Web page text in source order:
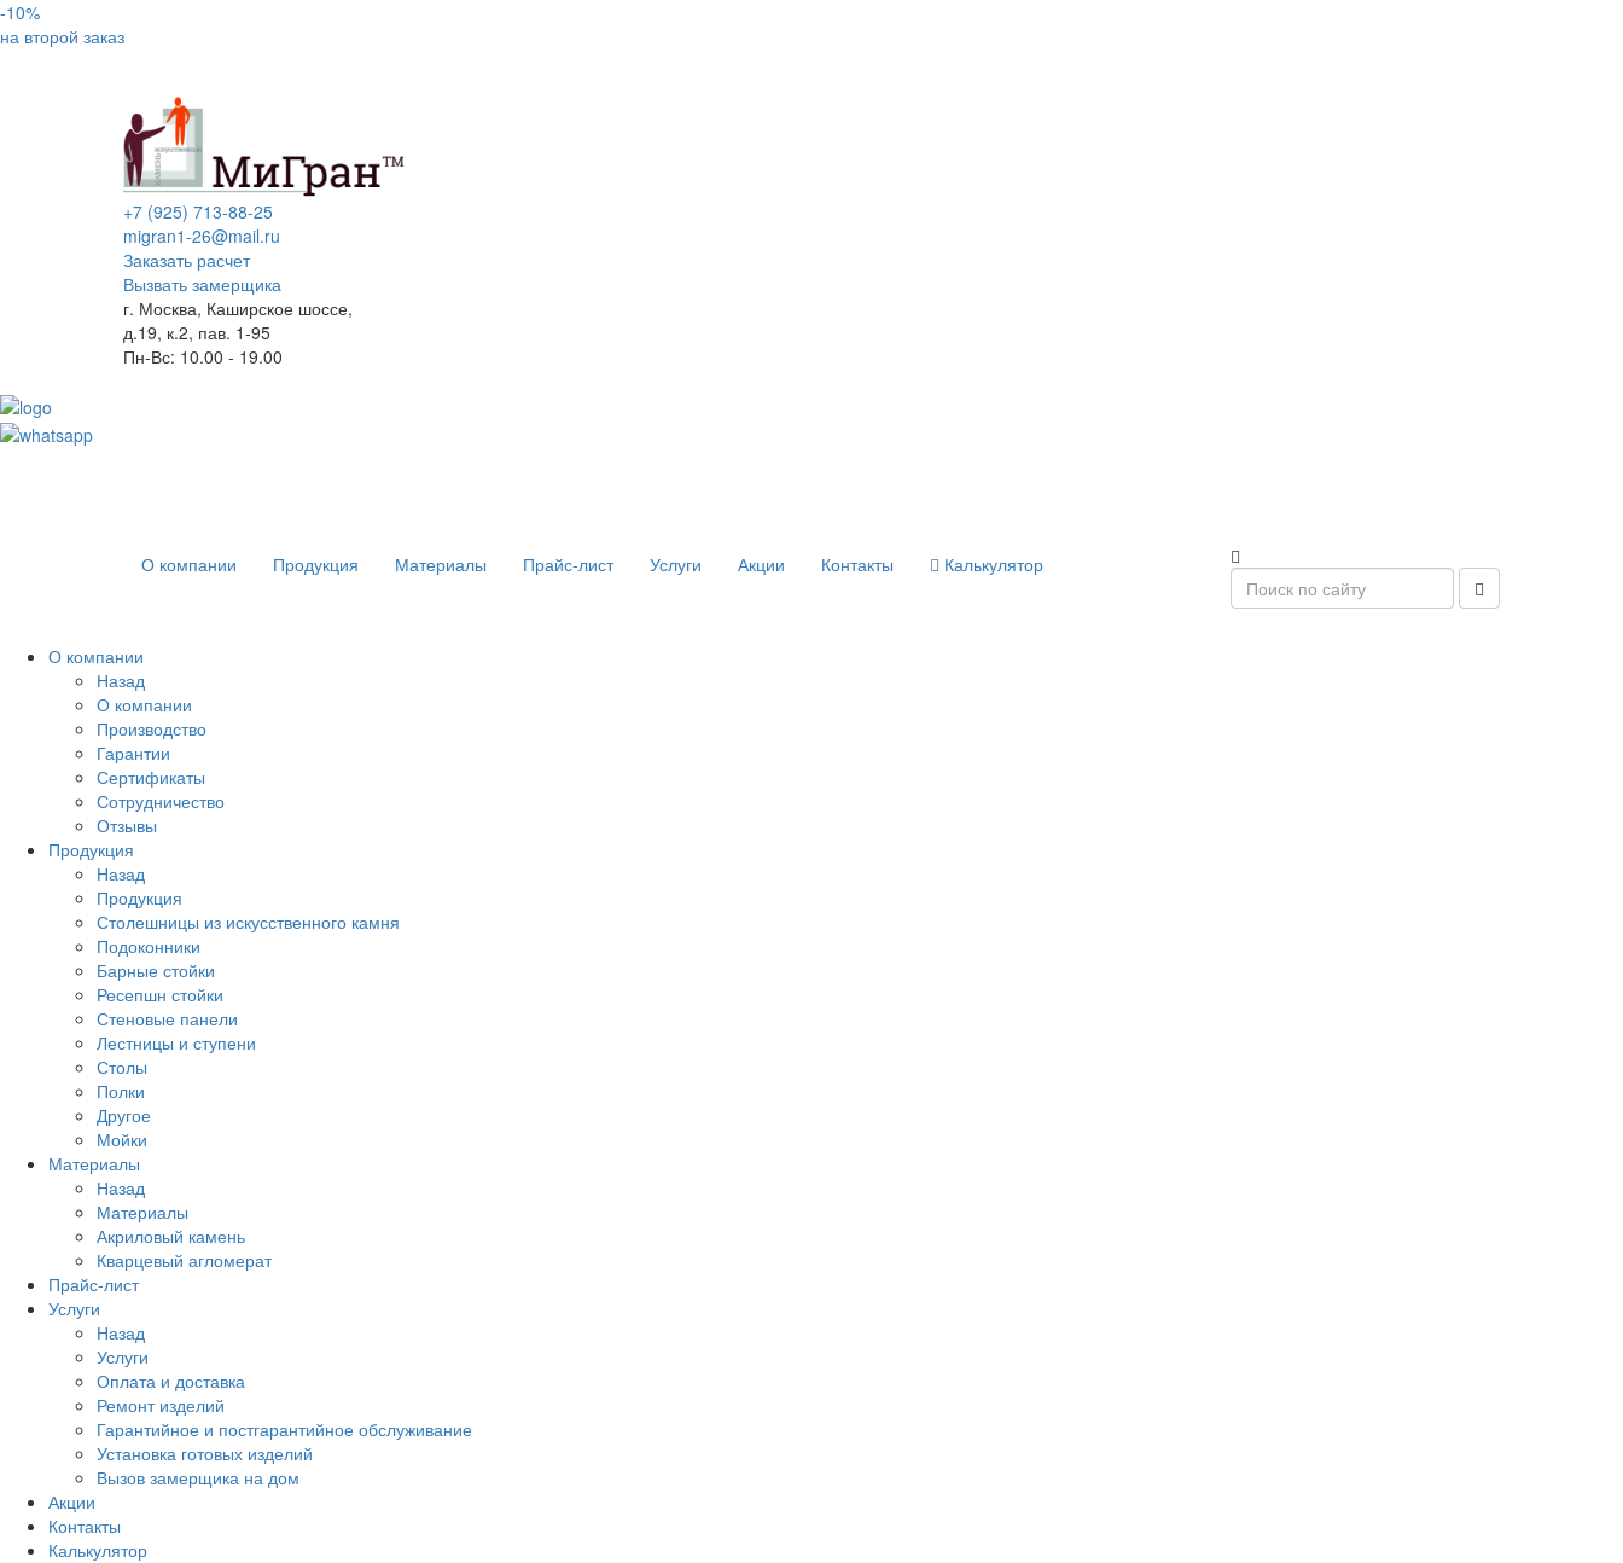
-10%
на второй заказ
+7 (925) 713-88-25
migran1-26@mail.ru
Заказать расчет
Вызвать замерщика
г. Москва, Каширское шоссе,
д.19, к.2, пав. 1-95
Пн-Вс: 10.00 - 19.00
О компании Продукция Материалы Прайс-лист Услуги Акции Контакты Калькулятор
О компании
Назад
О компании
Производство
Гарантии
Сертификаты
Сотрудничество
Отзывы
Продукция
Назад
Продукция
Столешницы из искусственного камня
Подоконники
Барные стойки
Ресепшн стойки
Стеновые панели
Лестницы и ступени
Столы
Полки
Другое
Мойки
Материалы
Назад
Материалы
Акриловый камень
Кварцевый агломерат
Прайс-лист
Услуги
Назад
Услуги
Оплата и доставка
Ремонт изделий
Гарантийное и постгарантийное обслуживание
Установка готовых изделий
Вызов замерщика на дом
Акции
Контакты
Калькулятор